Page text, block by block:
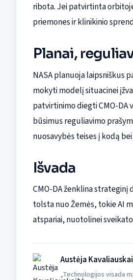
ribota. Jei patvirtinta
priemones ir klinikinio
Planai,
NASA planuoja laipsniškus
mokyti modelį situacinei
patvirtinimo diegti CMO-
būsimus reguliavimo
nuosavybės teises į kodą
Išvada
CMO-DA ženklina strateginį
tolsta nuo Žemės, tokie AI
atspariai, nuotolinei
Austėja
„Technologijos visada